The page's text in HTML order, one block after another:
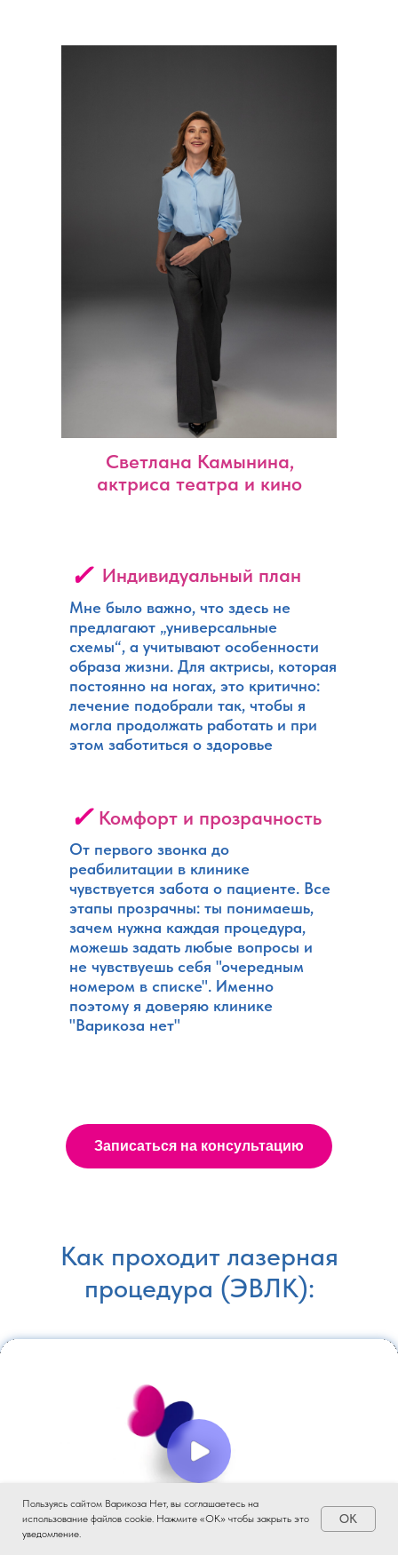
✓ Индивидуальный план
Мне было важно, что здесь не
предлагают „универсальные
схемы“, а учитывают особенности
образа жизни. Для актрисы, которая
постоянно на ногах, это критично:
лечение подобрали так, чтобы я
могла продолжать работать и при
этом заботиться о здоровье
✓ Комфорт и прозрачность
От первого звонка до
реабилитации в клинике
чувствуется забота о пациенте. Все
этапы прозрачны: ты понимаешь,
зачем нужна каждая процедура,
можешь задать любые вопросы и
не чувствуешь себя "очередным
номером в списке". Именно
поэтому я доверяю клинике
"Варикоза нет"
Светлана Камынина,
актриса театра и кино
Записаться на консультацию
Как проходит лазерная
процедура (ЭВЛК):
Пользуясь сайтом Варикоза Нет, вы соглашаетесь на
использование файлов cookie. Нажмите «ОК» чтобы закрыть это
уведомление.
OK